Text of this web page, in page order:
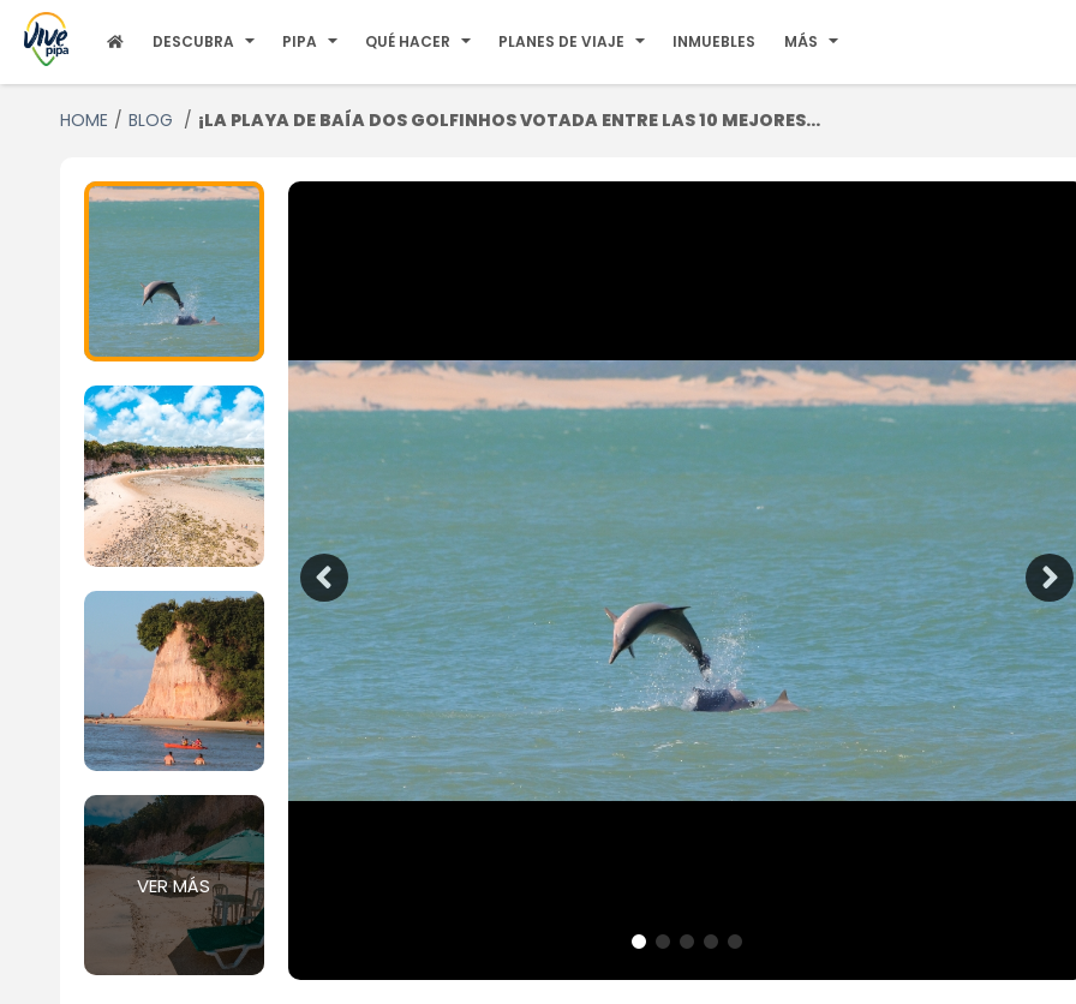
DESCUBRA PIPA QUÉ HACER PLANES DE VIAJE INMUEBLES MÁS
HOME BLOG ¡LA PLAYA DE BAÍA DOS GOLFINHOS VOTADA ENTRE LAS 10 MEJORES...
VER MÁS